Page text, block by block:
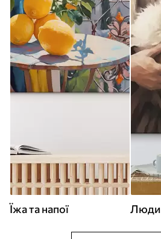
Їжа та напої Люди